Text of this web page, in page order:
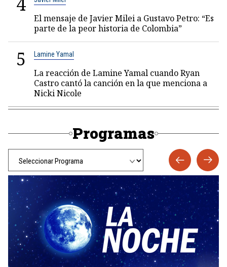
El mensaje de Javier Milei a Gustavo Petro: “Es
parte de la peor historia de Colombia”
5 Lamine Yamal
La reacción de Lamine Yamal cuando Ryan
Castro cantó la canción en la que menciona a
Nicki Nicole
Programas